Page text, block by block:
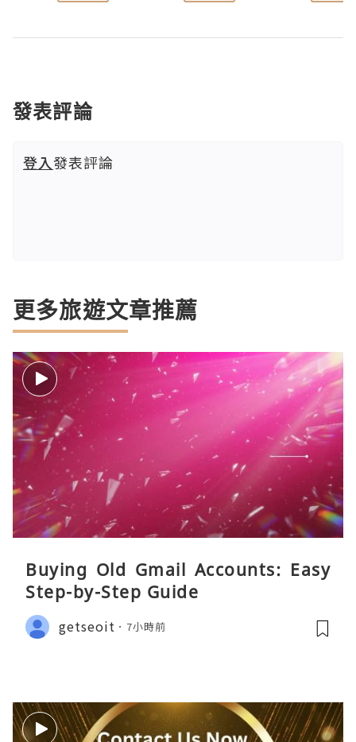
發表評論
登入發表評論
更多旅遊文章推薦
Buying Old Gmail Accounts: Easy
Step-by-Step Guide
getseoit 7小時前